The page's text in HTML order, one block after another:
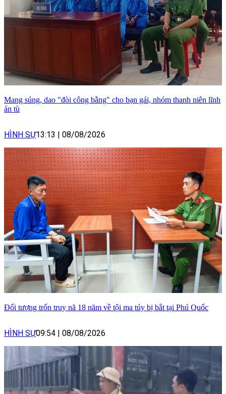
Mang súng, dao "đòi công bằng" cho bạn gái, nhóm thanh niên lĩnh
án tù
HÌNH SỰ13:13 08/08/2026
Đối tượng trốn truy nã 18 năm về tội ma túy bị bắt tại Phú Quốc
HÌNH SỰ09:54 08/08/2026